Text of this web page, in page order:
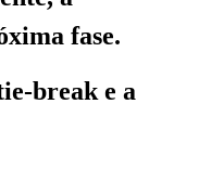
fase.
break e a